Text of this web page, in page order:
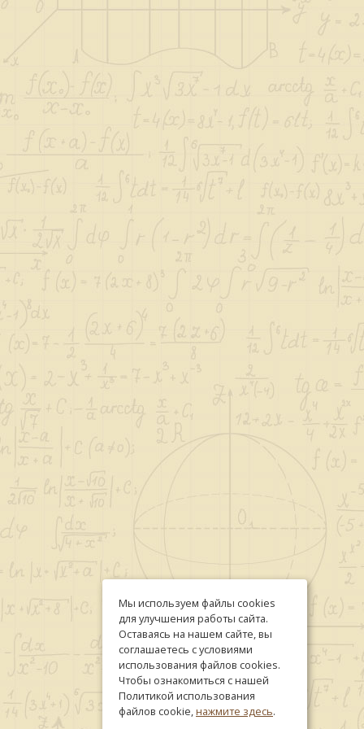
Мы используем файлы cookies
для улучшения работы сайта.
Оставаясь на нашем сайте, вы
соглашаетесь с условиями
использования файлов cookies.
Чтобы ознакомиться с нашей
Политикой использования
файлов cookie,нажмите здесь.